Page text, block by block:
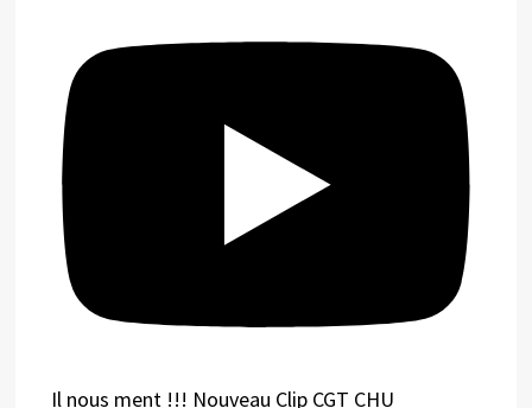
Il nous ment !!! Nouveau Clip CGT CHU